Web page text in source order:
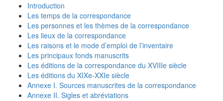
Introduction
Les temps de la correspondance
Les personnes et les thèmes de la correspondance
Les lieux de la correspondance
Les raisons et le mode d’emploi de l’inventaire
Les principaux fonds manuscrits
Les éditions de la correspondance du XVIIIe siècle
Les éditions du XIXe-XXIe siècle
Annexe I. Sources manuscrites de la correspondance
Annexe II. Sigles et abréviations